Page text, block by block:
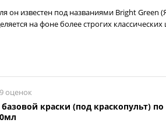
он известен под названиями Bright Green
на фоне более строгих классических
оценок
краски (под краскопульт) по